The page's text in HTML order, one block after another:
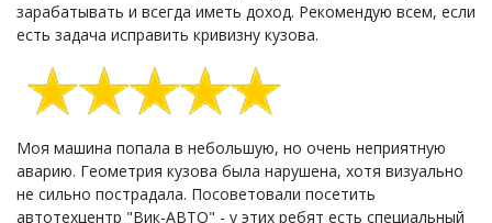
зарабатывать и всегда иметь доход. Рекомендую всем, если
есть задача исправить кривизну кузова.
Моя машина попала в небольшую, но очень неприятную
аварию. Геометрия кузова была нарушена, хотя визуально
не сильно пострадала. Посоветовали посетить
автотехцентр "Вик-АВТО" - у этих ребят есть специальный